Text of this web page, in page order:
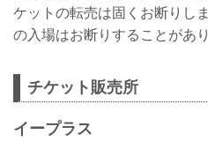
ケットの転売は固くお断りし
の入場はお断りすることがあり
チケット販売所
イープラス